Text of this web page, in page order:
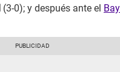
(3-0); y después ante el